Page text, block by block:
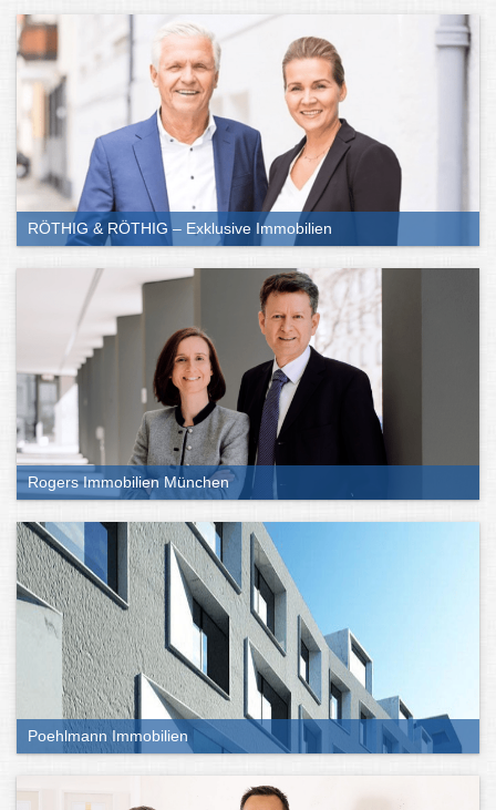
RÖTHIG & RÖTHIG – Exklusive Immobilien
Rogers Immobilien München
Poehlmann Immobilien